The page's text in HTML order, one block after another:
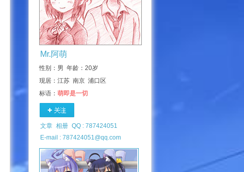
Mr.阿萌
性别：男 年龄：20岁
现居：江苏 南京 浦口区
标语： 萌即是一切
文章 相册 QQ : 787424051
E-mail : 787424051@qq.com